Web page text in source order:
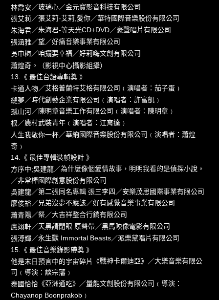
林喬安 ／玻璃心／金元寶影音科技有限公司
張艾莉／張艾莉-艾莉,愛你／華特國際音樂股份有限公司
朱海君／朱海君-等天光CD+DVD／豪聲唱片有限公司
張涵雅／望／好痛音樂事業有限公司
吳申梅／咱攏要幸福／好莉嗨文創有限公司
蕭煌奇。（影視中心攝影組攝）
13.《 最佳台語專輯獎 》
卡通人物／艾格普蘭特艾格有限公司﹙演唱者：茄子蛋﹚
縫夢／時代創藝企業有限公司﹙演唱者：許富凱﹚
撼山河／陳明章音樂工作有限公司﹙演唱者：陳明章﹚
根 ／農村武裝青年﹙演唱者：江育達﹚
人生我敬你一杯／華納國際音樂股份有限公司﹙演唱者：蕭煌
奇﹚
14.《 最佳專輯裝幀設計 》
方序中;吳建龍／為什麼像個愛情故事，明明我看的是偵探小說。
／非常棒國際創意股份有限公司
吳建龍／第二張同名專輯 張三李四／安樂茂思國際事業有限公司
廖俊裕／兄弟沒夢不應該／好有感覺音樂事業有限公司
蕭青陽／祭／大吉祥整合行銷有限公司
盧翊軒／天黑請閉眼 原聲帶／黑馬映像電影有限公司
張溥輝／永生獸 Immortal Beasts／派樂黛唱片有限公司
15.《 最佳音樂錄影帶獎 》
他是末日預言中的宇宙碎片
《戰神卡爾迪亞》／大樂音樂有限公
司﹙導演：談宗藩﹚
泰國恰恰 《亞洲通吃》／量能文創股份有限公司﹙導演：
Chayanop Boonprakob﹚